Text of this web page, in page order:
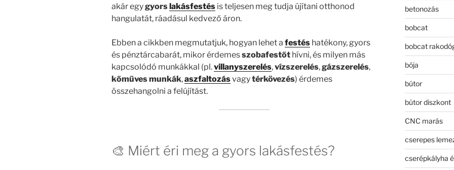
akár egygyors lakásfestés is teljesen meg tudja újítani otthonod
hangulatát, ráadásul kedvező áron.
Ebben a cikkben megmutatjuk, hogyan lehet a festés hatékony, gyors
és pénztárcabarát, mikor érdemesszobafestőt hívni, és milyen más
kapcsolódó munkákkal (pl.villanyszerelés,vízszerelés,gázszerelés,
kőműves munkák,aszfaltozásvagytérkövezés) érdemes
összehangolni a felújítást.
🎨 Miért éri meg a gyors lakásfestés?
betonozás
bobcat
bobcat
bója
bútor
bútor diszkont
CNC marás
cserepes
cserépkályha